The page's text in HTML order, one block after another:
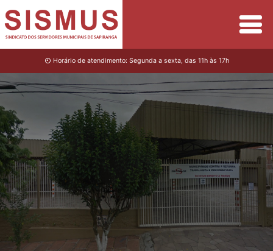
Horário de atendimento: Segunda a sexta, das 11h às 17h